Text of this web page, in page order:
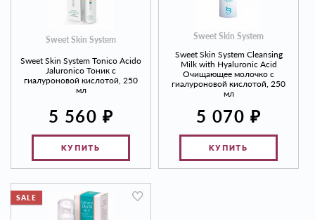
Sweet Skin System
Sweet Skin System Tonico Acido
Jaluronico Тоник с
гиалуроновой кислотой, 250
мл
5 560 ₽
КУПИТЬ
Sweet Skin System
Sweet Skin System Cleansing
Milk with Hyaluronic Acid
Очищающее молочко с
гиалуроновой кислотой, 250
мл
5 070 ₽
КУПИТЬ
SALE